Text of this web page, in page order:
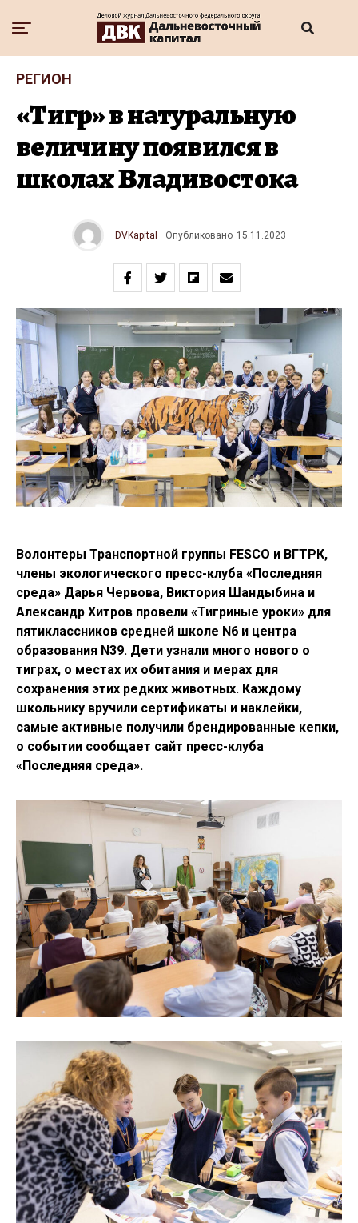
РЕГИОН
«Тигр» в натуральную
величину появился в
школах Владивостока
DVKapital Опубликовано 15.11.2023
Волонтеры Транспортной группы FESCO и ВГТРК,
члены экологического пресс-клуба «Последняя
среда» Дарья Червова, Виктория Шандыбина и
Александр Хитров провели «Тигриные уроки» для
пятиклассников средней школе N6 и центра
образования N39. Дети узнали много нового о
тиграх, о местах их обитания и мерах для
сохранения этих редких животных. Каждому
школьнику вручили сертификаты и наклейки,
самые активные получили брендированные кепки,
о событии сообщает сайт пресс-клуба
«Последняя среда».